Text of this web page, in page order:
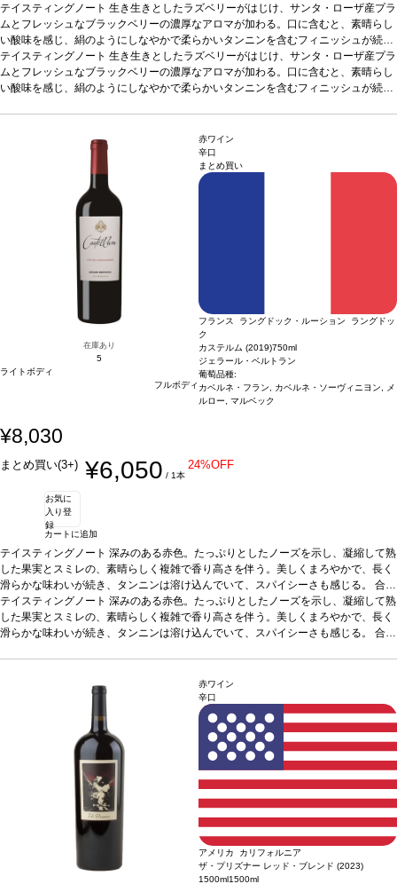
テイスティングノート 生き生きとしたラズベリーがはじけ、サンタ・ローザ産プラ
ムとフレッシュなブラックベリーの濃厚なアロマが加わる。口に含むと、素晴らし
い酸味を感じ、絹のようにしなやかで柔らかいタンニンを含むフィニッシュが続
く。合う料理ショートリブ、豚バラ、ニョッキなどと好相性葡萄品種ジンファン
デル 91%、プティ・シラー 5%、シラー 1%、その他 3%サスティナブル認証CS
WA認証*本ヴィンテージが在庫切れの場合、在庫があり価格が同様の場合は自動的
テイスティングノート 生き生きとしたラズベリーがはじけ、サンタ・ローザ産プラ
ムとフレッシュなブラックベリーの濃厚なアロマが加わる。口に含むと、素晴らし
い酸味を感じ、絹のようにしなやかで柔らかいタンニンを含むフィニッシュが続
*本ヴィンテージが在庫切れの場合、在庫があり価格が同様の場合は自動的
に次のヴィンテージに変更されますのでご了承ください。
在庫あり
5
ライトボディ
フルボディ
赤ワイン
辛口
まとめ買い
フランス ラングドック・ルーション ラングドッ
ク
カステルム (2019)750ml
ジェラール・ベルトラン
葡萄品種:
カベルネ・フラン, カベルネ・ソーヴィニヨン, メ
ルロー, マルベック
¥8,030
まとめ買い(3+) ¥6,050 / 1本
24%OFF
お気に
入り登
録
カートに追加
テイスティングノート 深みのある赤色。たっぷりとしたノーズを示し、凝縮して熟
した果実とスミレの、素晴らしく複雑で香り高さを伴う。美しくまろやかで、長く
滑らかな味わいが続き、タンニンは溶け込んでいて、スパイシーさも感じる。 合う
料理ラムラック、チーズなどと好相性葡萄品種カベルネ・フラン、カベルネ・ソ
ーヴィニヨン、メルロー、マルベック*本ヴィンテージが在庫切れの場合、在庫が
あり価格が同様の場合は自動的に次のヴィンテージに変更されます、ご了承くださ
テイスティングノート 深みのある赤色。たっぷりとしたノーズを示し、凝縮して熟
した果実とスミレの、素晴らしく複雑で香り高さを伴う。美しくまろやかで、長く
滑らかな味わいが続き、タンニンは溶け込んでいて、スパイシーさも感じる。 合う
あり価格が同様の場合は自動的に次のヴィンテージに変更されます、ご了承くださ
赤ワイン
辛口
アメリカ カリフォルニア
ザ・プリズナー レッド・ブレンド (2023)
1500ml1500ml